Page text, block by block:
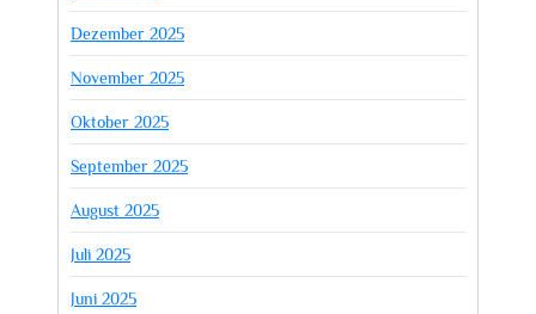
Dezember 2025
November 2025
Oktober 2025
September 2025
August 2025
Juli 2025
Juni 2025